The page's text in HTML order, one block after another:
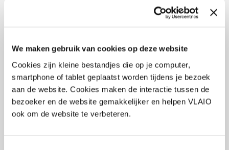
We maken gebruik van cookies op deze website
Cookies zijn kleine bestandjes die op je computer,
smartphone of tablet geplaatst worden tijdens je bezoek
aan de website. Cookies maken de interactie tussen de
bezoeker en de website gemakkelijker en helpen VLAIO
ook om de website te verbeteren.
Daarnaast lanceert dit programma deze zomer ook een derde
oproep voor microprojecten. Op dit moment is nog niet gekend of
microprojecten
’.
URBACT
Van 1 april tot 30 juni 2025 kunnen steden een project indien in de
oproep voor ‘TransferNetworks
’. Een dergelijk netwerk faciliteert
de overdracht van goede praktijken naar andere Europese steden.